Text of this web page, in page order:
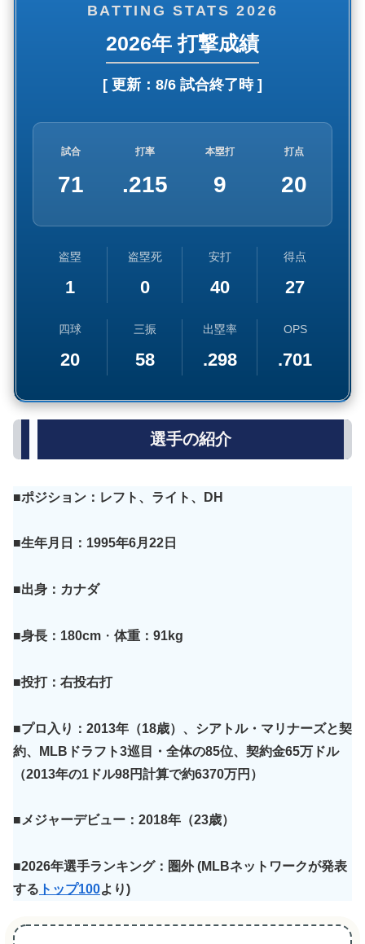
BATTING STATS 2026
2026年 打撃成績
[ 更新： 8/6 試合終了時]
試合
71
打率
.215
本塁打
9
打点
20
盗塁
1
盗塁死
0
安打
40
得点
27
四球
20
三振
58
出塁率
.298
OPS
.701
選手の紹介
■ポジション：レフト、ライト、DH
■生年月日：1995年6月22日
■出身：カナダ
■身長：180cm ・ 体重：91kg
■投打：右投右打
■プロ入り：2013年（18歳）、シアトル・マリナーズと契
約、MLBドラフト3巡目・全体の85位、契約金65万ドル
（2013年の1ドル98円計算で約6370万円）
■メジャーデビュー：2018年（23歳）
■2026年選手ランキング：圏外(MLBネットワークが発表
する トップ100より)